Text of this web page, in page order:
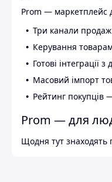
Prom — маркетплейс
Три канали
Керування
Готові інтеграції
Масовий імпорт
Рейтинг покупців
Prom — для
Щодня тут знаходять